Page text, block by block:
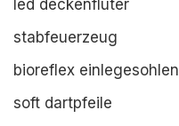
led deckenfluter
stabfeuerzeug
bioreflex einlegesohlen
soft dartpfeile